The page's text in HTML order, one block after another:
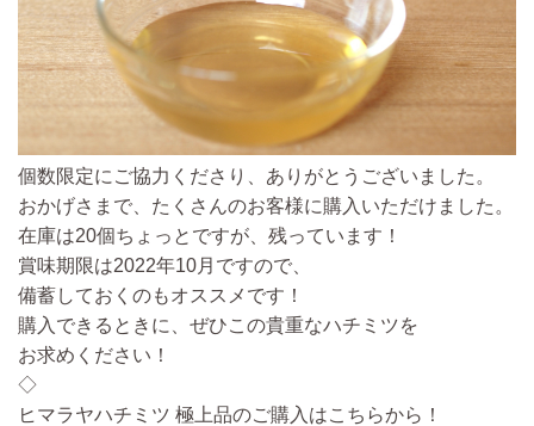
個数限定にご協力くださり、ありがとうございました。
おかげさまで、たくさんのお客様に購入いただけました。
在庫は20個ちょっとですが、残っています！
賞味期限は2022年10月ですので、
備蓄しておくのもオススメです！
購入できるときに、ぜひこの貴重なハチミツを
お求めください！
◇
ヒマラヤハチミツ 極上品のご購入はこちらから！